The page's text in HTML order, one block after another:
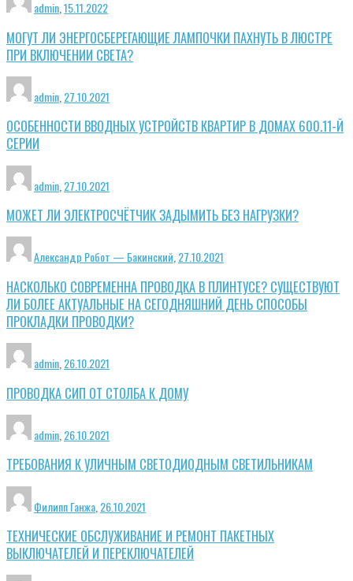
admin 15.11.2022
МОГУТ ЛИ ЭНЕРГОСБЕРЕГАЮЩИЕ ЛАМПОЧКИ ПАХНУТЬ В ЛЮСТРЕ
ПРИ ВКЛЮЧЕНИИ СВЕТА?
admin 27.10.2021
ОСОБЕННОСТИ ВВОДНЫХ УСТРОЙСТВ КВАРТИР В ДОМАХ 600.11-Й
СЕРИИ
admin 27.10.2021
МОЖЕТ ЛИ ЭЛЕКТРОСЧЁТЧИК ЗАДЫМИТЬ БЕЗ НАГРУЗКИ?
Александр Робот — Бакинский,27.10.2021
НАСКОЛЬКО СОВРЕМЕННА ПРОВОДКА В ПЛИНТУСЕ? СУЩЕСТВУЮТ
ЛИ БОЛЕЕ АКТУАЛЬНЫЕ НА СЕГОДНЯШНИЙ ДЕНЬ СПОСОБЫ
ПРОКЛАДКИ ПРОВОДКИ?
admin 26.10.2021
ПРОВОДКА СИП ОТ СТОЛБА К ДОМУ
admin 26.10.2021
ТРЕБОВАНИЯ К УЛИЧНЫМ СВЕТОДИОДНЫМ СВЕТИЛЬНИКАМ
Филипп Ганжа 26.10.2021
ТЕХНИЧЕСКИЕ ОБСЛУЖИВАНИЕ И РЕМОНТ ПАКЕТНЫХ
ВЫКЛЮЧАТЕЛЕЙ И ПЕРЕКЛЮЧАТЕЛЕЙ